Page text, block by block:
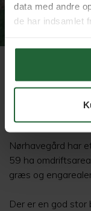
data med andre
de har indsamlet
Søndre
Nørhavegård har
59 ha
græs og
Der er en god stor